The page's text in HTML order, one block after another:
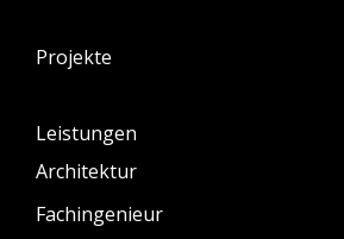
Projekte
Leistungen
Architektur
Fachingenieur